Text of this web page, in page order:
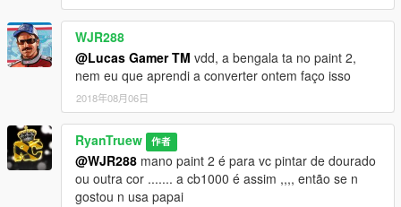
WJR288
@Lucas Gamer TM vdd, a bengala ta no paint 2,
nem eu que aprendi a converter ontem faço isso
2018年08月06日
RyanTruew 作者
@WJR288 mano paint 2 é para vc pintar de dourado
ou outra cor ....... a cb1000 é assim ,,,, então se n
gostou n usa papai